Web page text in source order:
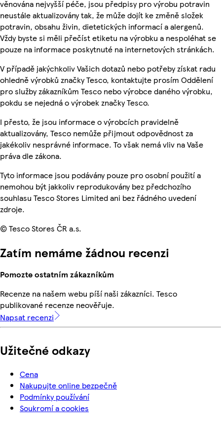
věnována nejvyšší péče, jsou předpisy pro výrobu potravin
neustále aktualizovány tak, že může dojít ke změně složek
potravin, obsahu živin, dietetických informací a alergenů.
Vždy byste si měli přečíst etiketu na výrobku a nespoléhat se
pouze na informace poskytnuté na internetových stránkách.
V případě jakýchkoliv Vašich dotazů nebo potřeby získat radu
ohledně výrobků značky Tesco, kontaktujte prosím Oddělení
pro služby zákazníkům Tesco nebo výrobce daného výrobku,
pokdu se nejedná o výrobek značky Tesco.
I přesto, že jsou informace o výrobcích pravidelně
aktualizovány, Tesco nemůže přijmout odpovědnost za
jakékoliv nesprávné informace. To však nemá vliv na Vaše
práva dle zákona.
Tyto informace jsou podávány pouze pro osobní použití a
nemohou být jakkoliv reprodukovány bez předchozího
souhlasu Tesco Stores Limited ani bez řádného uvedení
zdroje.
© Tesco Stores ČR a.s.
Zatím nemáme žádnou recenzi
Pomozte ostatním zákazníkům
Recenze na našem webu píší naši zákazníci. Tesco
publikované recenze neověřuje.
Napsat recenzi
Užitečné odkazy
Cena
Nakupujte online bezpečně
Podmínky používání
Soukromí a cookies